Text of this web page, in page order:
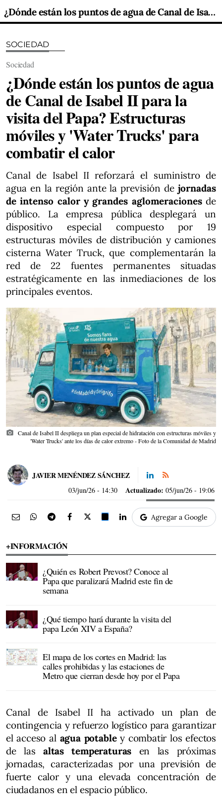
¿Dónde están los puntos de agua de Canal de Isabel II para la visita del Papa? Estructuras móviles y 'Water Trucks' para combatir el calor
SOCIEDAD
Sociedad
¿Dónde están los puntos de agua
de Canal de Isabel II para la
visita del Papa? Estructuras
móviles y 'Water Trucks' para
combatir el calor
Canal de Isabel II reforzará el suministro de
agua en la región ante la previsión de jornadas
de intenso calor y grandes aglomeracionesde
público. La empresa pública desplegará un
dispositivo especial compuesto por 19
estructuras móviles de distribución y camiones
cisterna Water Truck, que complementarán la
red de 22 fuentes permanentes situadas
estratégicamente en las inmediaciones de los
principales eventos.
photo_camera Canal de Isabel II despliega un plan especial de hidratación con estructuras móviles y
'Water Trucks' ante los días de calor extremo - Foto de la Comunidad de Madrid
JAVIER MENÉNDEZ SÁNCHEZ
03/jun/26 - 14:30 Actualizado: 05/jun/26 - 19:06
Agregar a Google
+INFORMACIÓN
¿Quién es Robert Prevost? Conoce al
Papa que paralizará Madrid este fin de
semana
¿Qué tiempo hará durante la visita del
papa León XIV a España?
El mapa de los cortes en Madrid: las
calles prohibidas y las estaciones de
Metro que cierran desde hoy por el Papa
Canal de Isabel II ha activado un plan de
contingencia y refuerzo logístico para garantizar
el acceso al agua potabley combatir los efectos
de las altas temperaturas en las próximas
jornadas, caracterizadas por una previsión de
fuerte calor y una elevada concentración de
ciudadanos en el espacio público.